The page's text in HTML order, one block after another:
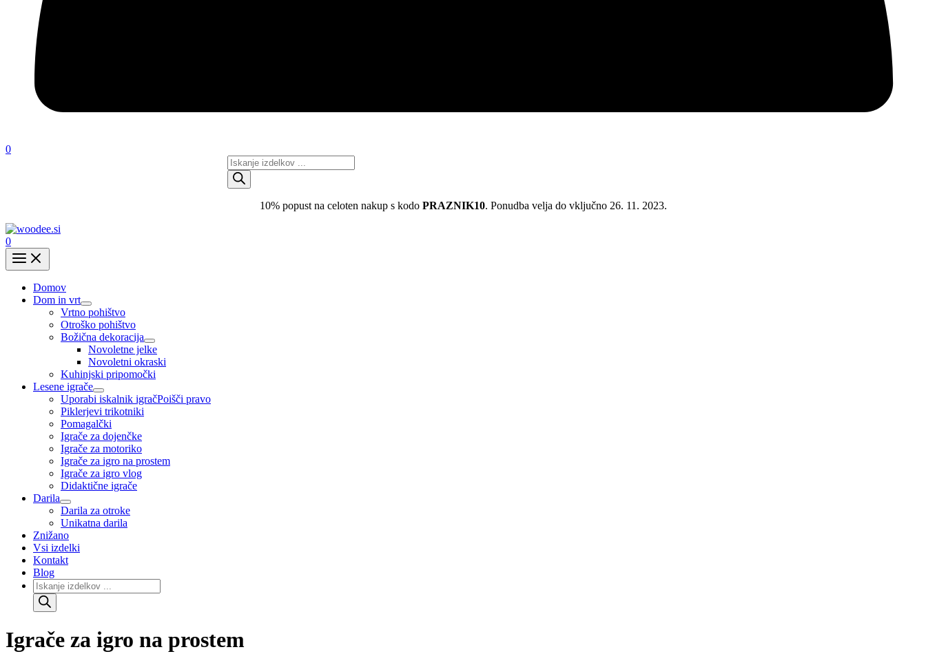
0
Products
search
10% popust na celoten nakup s kodo PRAZNIK10. Ponudba velja do vključno 26. 11. 2023.
0
Domov
Dom in vrt
Vrtno pohištvo
Otroško pohištvo
Božična dekoracija
Novoletne jelke
Novoletni okraski
Kuhinjski pripomočki
Lesene igrače
Uporabi iskalnik igračPoišči pravo
Piklerjevi trikotniki
Pomagalčki
Igrače za dojenčke
Igrače za motoriko
Igrače za igro na prostem
Igrače za igro vlog
Didaktične igrače
Darila
Darila za otroke
Unikatna darila
Znižano
Vsi izdelki
Kontakt
Blog
Products
search
Igrače za igro na prostem